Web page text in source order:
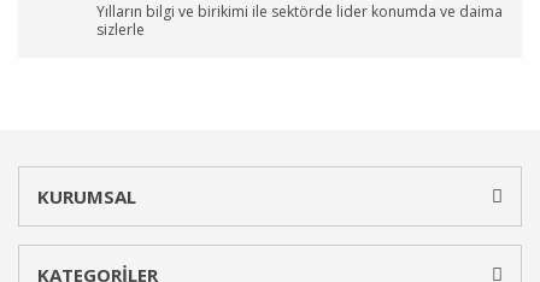
Yılların bilgi ve birikimi ile sektörde lider konumda ve daima
sizlerle
KURUMSAL
KATEGORİLER